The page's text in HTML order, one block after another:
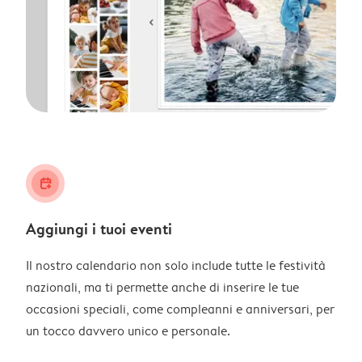
calendar_plus
Aggiungi i tuoi eventi
Il nostro calendario non solo include tutte le festività
nazionali, ma ti permette anche di inserire le tue
occasioni speciali, come compleanni e anniversari, per
un tocco davvero unico e personale.